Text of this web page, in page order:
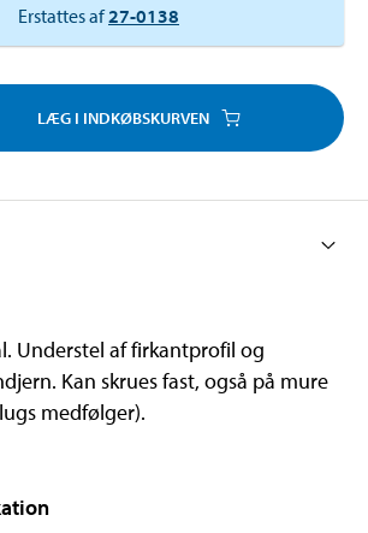
Erstattes af27-0138
LÆG I INDKØBSKURVEN
Understel af firkantprofil og
Kan skrues fast, også på mure
medfølger).